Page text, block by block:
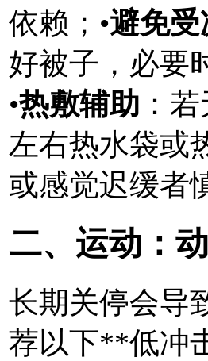
依赖；•避免受
好被子，必要
•热敷辅助 ：
左右热水袋或
或感觉迟缓者
二、运动：
长期关停会导
荐以下**低冲